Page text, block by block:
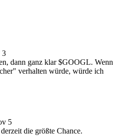
3
dann ganz klar$GOOGL. Wenn
verhalten würde, würde ich
5
die größte Chance.